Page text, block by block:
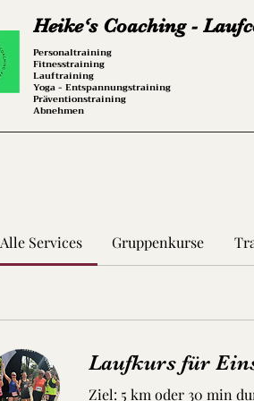
Heike‘s Coaching -
Personaltraining
Fitnesstraining
Lauftraining
Yoga - Entspannungstraining
Präventionstraining
Abnehmen
Alle Services Gruppenkurse
Laufkurs für
Ziel: 5 km oder 30 min